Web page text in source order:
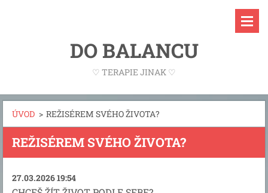
DO BALANCU
♡ TERAPIE JINAK ♡
ÚVOD > REŽISÉREM SVÉHO ŽIVOTA?
REŽISÉREM SVÉHO ŽIVOTA?
27.03.2026 19:54